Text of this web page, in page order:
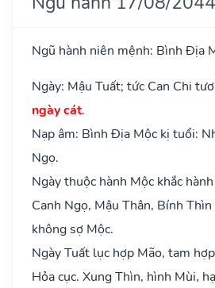
Ngũ hành niên mệnh: Bình Địa
Ngày: Mậu Tuất; tức Can Chi
ngày cát.
Nạp âm: Bình Địa Mộc kị tuổi:
Ngọ.
Ngày thuộc hành Mộc khắc
Canh Ngọ, Mậu Thân, Bính
không sợ Mộc.
Ngày Tuất lục hợp Mão, tam
Hỏa cục. Xung Thìn, hình Mùi,